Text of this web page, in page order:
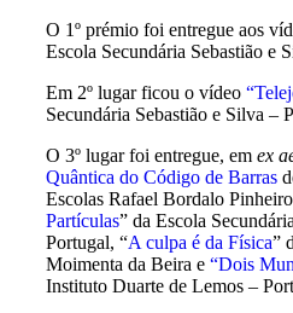
O 1º prémio foi entregue aos
Escola Secundária Sebastião e
Em 2º lugar ficou o vídeo
Secundária Sebastião e Silva –
O 3º lugar foi entregue, em ex
Quântica do Código de Barras
Escolas Rafael Bordalo
Partículas” da Escola
Portugal, “A culpa é da Física”
Moimenta da Beira e “Dois
Instituto Duarte de Lemos –